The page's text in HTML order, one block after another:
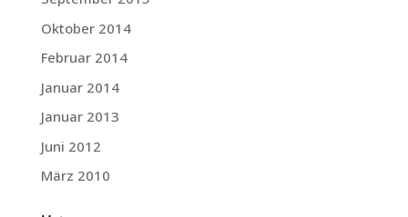
Oktober 2014
Februar 2014
Januar 2014
Januar 2013
Juni 2012
März 2010